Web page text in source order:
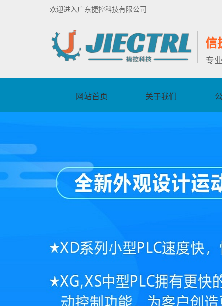
欢迎进入广东捷控科技有限公司
信
专
网站首页 关于我们